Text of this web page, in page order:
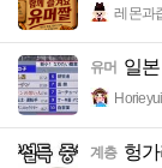
레몬과
유머 일
Horieyui
계층 헝